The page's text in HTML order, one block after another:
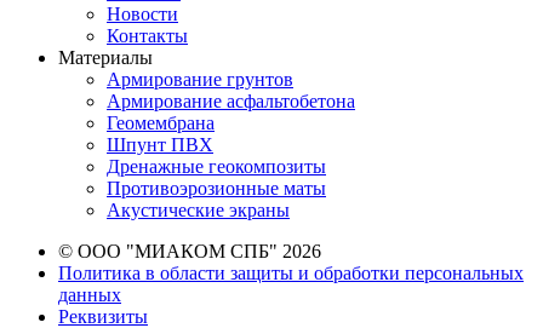
Новости
Контакты
Материалы
Армирование грунтов
Армирование асфальтобетона
Геомембрана
Шпунт ПВХ
Дренажные геокомпозиты
Противоэрозионные маты
Акустические экраны
© ООО "МИАКОМ СПБ" 2026
Политика в области защиты и обработки персональных
данных
Реквизиты